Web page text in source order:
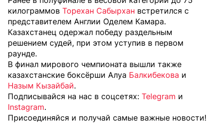
килограммов Торехан Сабырхан встретился с
представителем Англии Оделем Камара.
Казахстанец одержал победу раздельным
решением судей, при этом уступив в первом
раунде.
В финал мирового чемпионата вышли также
казахстанские боксёрши Алуа Балкибекова и
Назым Кызайбай.
Подписывайся на нас в соцсетях: Telegram и
Instagram.
Присоединяйся и получай самые важные новости!